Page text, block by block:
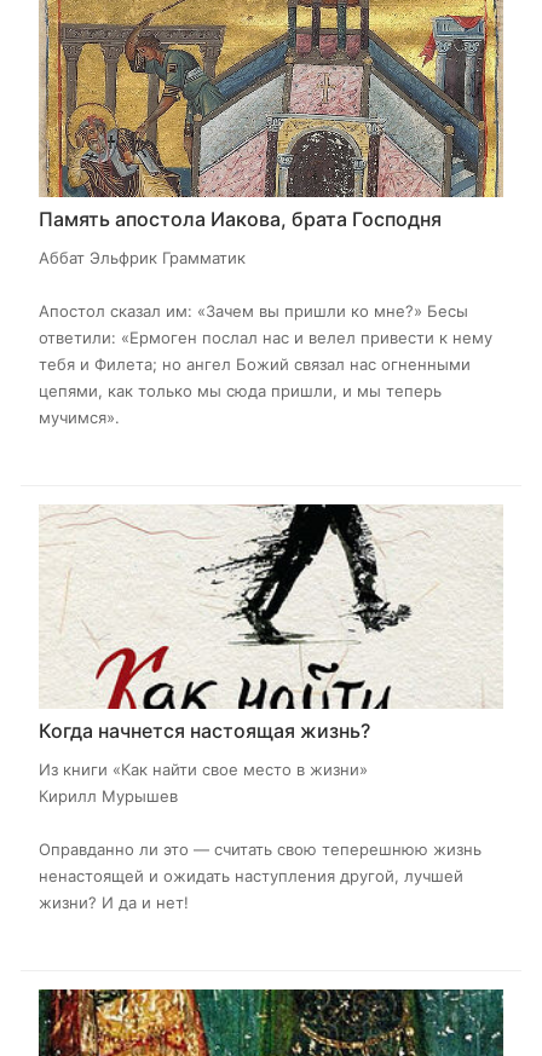
Память апостола Иакова, брата Господня
Аббат Эльфрик Грамматик
Апостол сказал им: «Зачем вы пришли ко мне?» Бесы
ответили: «Ермоген послал нас и велел привести к нему
тебя и Филета; но ангел Божий связал нас огненными
цепями, как только мы сюда пришли, и мы теперь
мучимся».
Когда начнется настоящая жизнь?
Из книги «Как найти свое место в жизни​»
Кирилл Мурышев
Оправданно ли это — считать свою теперешнюю жизнь
ненастоящей и ожидать наступления другой, лучшей
жизни? И да и нет!